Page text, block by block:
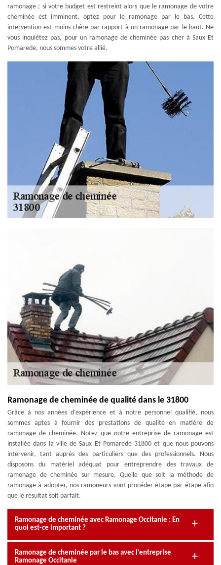
ramonage ; si votre budget est restreint alors que le ramonage de votre
cheminée est imminent, optez pour le ramonage par le bas. Cette
intervention est moins chère par rapport à un ramonage par le haut. Ne
vous inquiétez pas, pour un ramonage de cheminée pas cher à Saux Et
Pomarede, nous sommes votre allié.
Ramonage de cheminée de qualité dans le 31800
Grâce à nos années d’expérience et à notre personnel qualifié, nous
sommes aptes à fournir des prestations de qualité en matière de
ramonage de cheminée. Notez que notre entreprise de ramonage est
installée dans la ville de Saux Et Pomarede 31800 et que nous pouvons
intervenir, tant auprès des particuliers que des professionnels. Nous
disposons du matériel adéquat pour entreprendre des travaux de
ramonage de cheminée sur mesure. Quelle que soit la méthode de
ramonage à adopter, nos ramoneurs vont procéder étape par étape afin
que le résultat soit parfait.
Ramonage de cheminée avec Ramonage Occitanie : En
quoi est-ce important ?
Ramonage de cheminée par le bas avec l’entreprise
Ramonage Occitanie